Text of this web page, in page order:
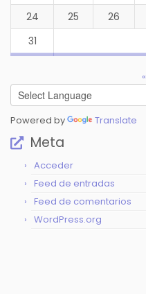
24
25 26
31
Powered by Translate
Meta
Acceder
Feed de entradas
Feed de comentarios
WordPress.org